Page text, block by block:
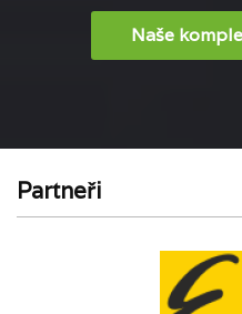
Naše
Partneři